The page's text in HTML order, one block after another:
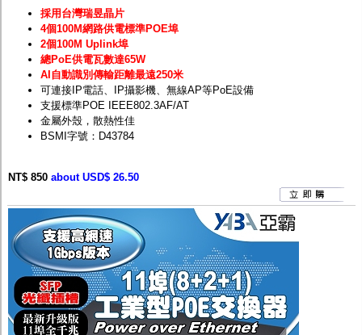
網路線用水晶頭
網路線
懶人線.同軸線.花線
線頭.插座.延長線.HDMI線
集線盒.防水盒.配線盒
變壓器.避雷器
轉接頭
偽裝嚇阻假監視器. 警示防盜貼紙
行車紀錄器.車用插座配件
採用台灣瑞昱晶片
4個100M網路供電標準POE埠
2個100M Uplink埠
總PoE供電瓦數達65W
AI自動識別傳輸距離最遠250米
可連接IP電話、IP攝影機、無線AP等PoE設備
支援標準POE IEEE802.3AF/AT
金屬外殼，散熱性佳
BSMI字號：D43784
NT$ 850 about USD$ 26.50